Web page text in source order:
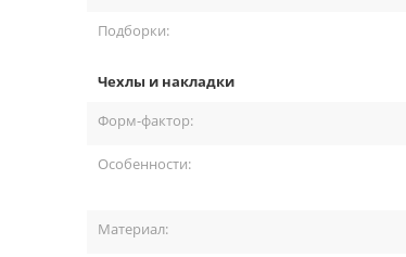
Подборки:
Чехлы и накладки
Форм-фактор:
Особенности:
Материал: